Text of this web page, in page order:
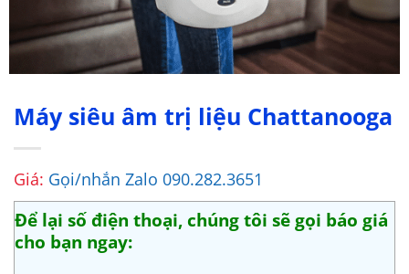
Máy siêu âm trị liệu Chattanooga
Giá: Gọi/nhắn Zalo 090.282.3651
Để lại số điện thoại, chúng tôi sẽ gọi báo giá
cho bạn ngay: